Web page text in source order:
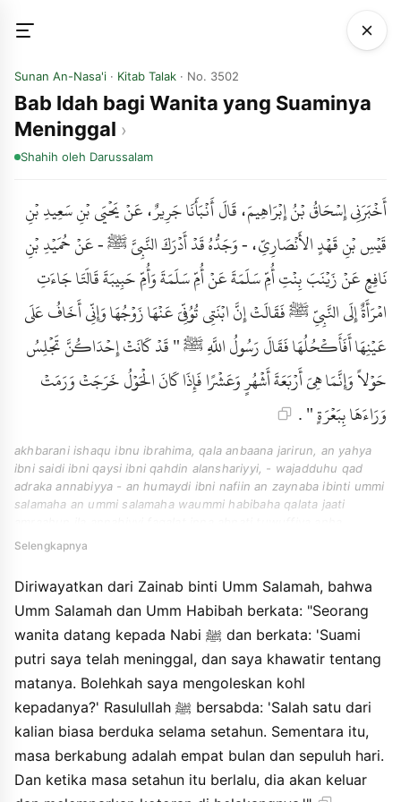
Sunan An-Nasa'i · Kitab Talak · No. 3502
Bab Idah bagi Wanita yang Suaminya
Meninggal
Shahih oleh Darussalam
أَخْبَرَنِي إِسْحَاقُ بْنُ إِبْرَاهِيمَ، قَالَ أَنْبَأَنَا جَرِيرٌ، عَنْ يَحْيَى بْنِ سَعِيدِ بْنِ
قَيْسِ بْنِ قَهْدٍ الأَنْصَارِيِّ، - وَجَدُّهُ قَدْ أَدْرَكَ النَّبِيَّ ﷺ - عَنْ حُمَيْدِ بْنِ
نَافِعٍ عَنْ زَيْنَبَ بِنْتِ أُمِّ سَلَمَةَ عَنْ أُمِّ سَلَمَةَ وَأُمِّ حَبِيبَةَ قَالَتَا جَاءَتِ
امْرَأَةٌ إِلَى النَّبِيِّ ﷺ فَقَالَتْ إِنَّ ابْنَتِي تُوُفِّيَ عَنْهَا زَوْجُهَا وَإِنِّي أَخَافُ عَلَى
عَيْنِهَا أَفَأَكْحُلُهَا فَقَالَ رَسُولُ اللَّهِ ﷺ " قَدْ كَانَتْ إِحْدَاكُنَّ تَجْلِسُ
حَوْلاً وَإِنَّمَا هِيَ أَرْبَعَةَ أَشْهُرٍ وَعَشْرًا فَإِذَا كَانَ الْحَوْلُ خَرَجَتْ وَرَمَتْ
وَرَاءَهَا بِبَعْرَةٍ " .
akhbarani ishaqu ibnu ibrahima, qala anbaana jarirun, an yahya
ibni saidi ibni qaysi ibni qahdin alanshariyyi, - wajadduhu qad
adraka annabiyya - an humaydi ibni nafiin an zaynaba ibinti ummi
salamaha an ummi salamaha waummi habibaha qalata jaati
zawjuha wainni akhafu ala ayniha afaakhuluha faqala rasulu allahi
waraaha bibarahin ".
Selengkapnya
Diriwayatkan dari Zainab binti Umm Salamah, bahwa
Umm Salamah dan Umm Habibah berkata: "Seorang
wanita datang kepada Nabi ﷺ dan berkata: 'Suami
putri saya telah meninggal, dan saya khawatir tentang
matanya. Bolehkah saya mengoleskan kohl
kepadanya?' Rasulullah ﷺ bersabda: 'Salah satu dari
kalian biasa berduka selama setahun. Sementara itu,
masa berkabung adalah empat bulan dan sepuluh hari.
Dan ketika masa setahun itu berlalu, dia akan keluar